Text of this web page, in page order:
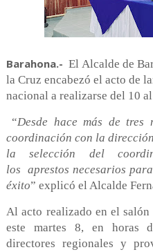
Barahona.- El Alcalde de
la Cruz encabezó el acto de
nacional a realizarse del 10
“Desde hace más de tres
coordinación con la
la selección del
los aprestos necesarios
éxito” explicó el Alcalde
Al acto realizado en el
este martes 8, en horas
directores regionales y